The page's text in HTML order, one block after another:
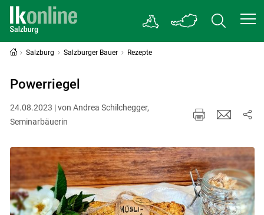
Salzburg Salzburger Bauer Rezepte
Powerriegel
24.08.2023 | von Andrea Schilchegger,
Seminarbäuerin